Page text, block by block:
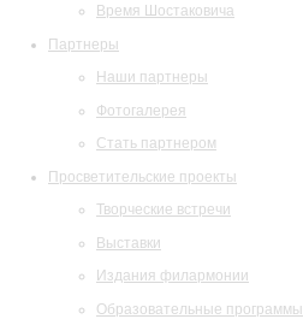
Время Шостаковича
Партнеры
Наши партнеры
Фотогалерея
Стать партнером
Просветительские проекты
Творческие встречи
Выставки
Издания филармонии
Образовательные программы